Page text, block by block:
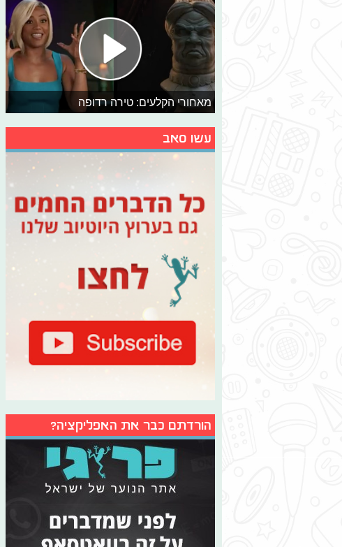
מאחורי הקלעים: טירה רדופה
עשו סאב
הורדתם כבר את האפליקציה?